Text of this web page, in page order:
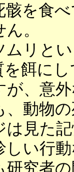
骸を食
。
リと
餌に
が、意
動物
は見た
しい行
研究者